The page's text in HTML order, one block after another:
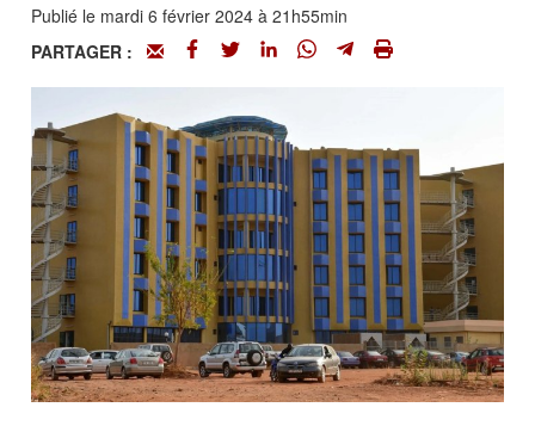
Publié le mardi 6 février 2024 à 21h55min
PARTAGER :